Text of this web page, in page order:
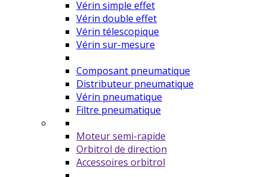
Vérin simple effet
Vérin double effet
Vérin télescopique
Vérin sur-mesure
Composant pneumatique
Distributeur pneumatique
Vérin pneumatique
Filtre pneumatique
Moteur semi-rapide
Orbitrol de direction
Accessoires orbitrol